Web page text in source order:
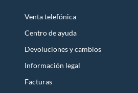
Venta telefónica
Centro de ayuda
Devoluciones y cambios
Información legal
Facturas